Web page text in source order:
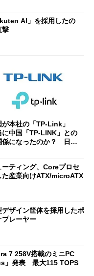
AI」を採用したの
撃
が本社の「TP-Link」
に中国「TP-LINK」との
係になったのか？ 日本
ーティング、Coreプロセ
た産業向けATX/microATX
ザイン筐体を採用したポ
プレーヤー
7 258V搭載のミニPC
」発表 最大115 TOPS